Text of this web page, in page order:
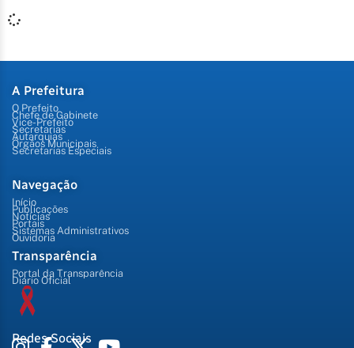
A Prefeitura
O Prefeito
Chefe de Gabinete
Vice-Prefeito
Secretarias
Autarquias
Órgãos Municipais
Secretarias Especiais
Navegação
Início
Publicações
Notícias
Portais
Sistemas Administrativos
Ouvidoria
Transparência
Portal da Transparência
Diário Oficial
Redes Sociais